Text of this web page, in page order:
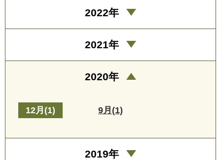
2022年
2021年
2020年
12月(1) 9月(1)
2019年